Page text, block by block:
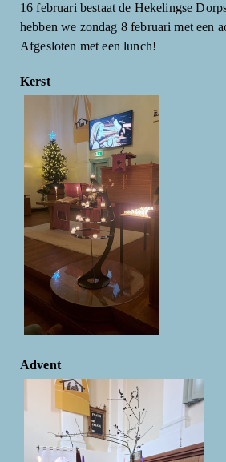
16 februari bestaat de Hekelingse
hebben we zondag 8 februari met een
Afgesloten met een lunch!
Kerst
Advent